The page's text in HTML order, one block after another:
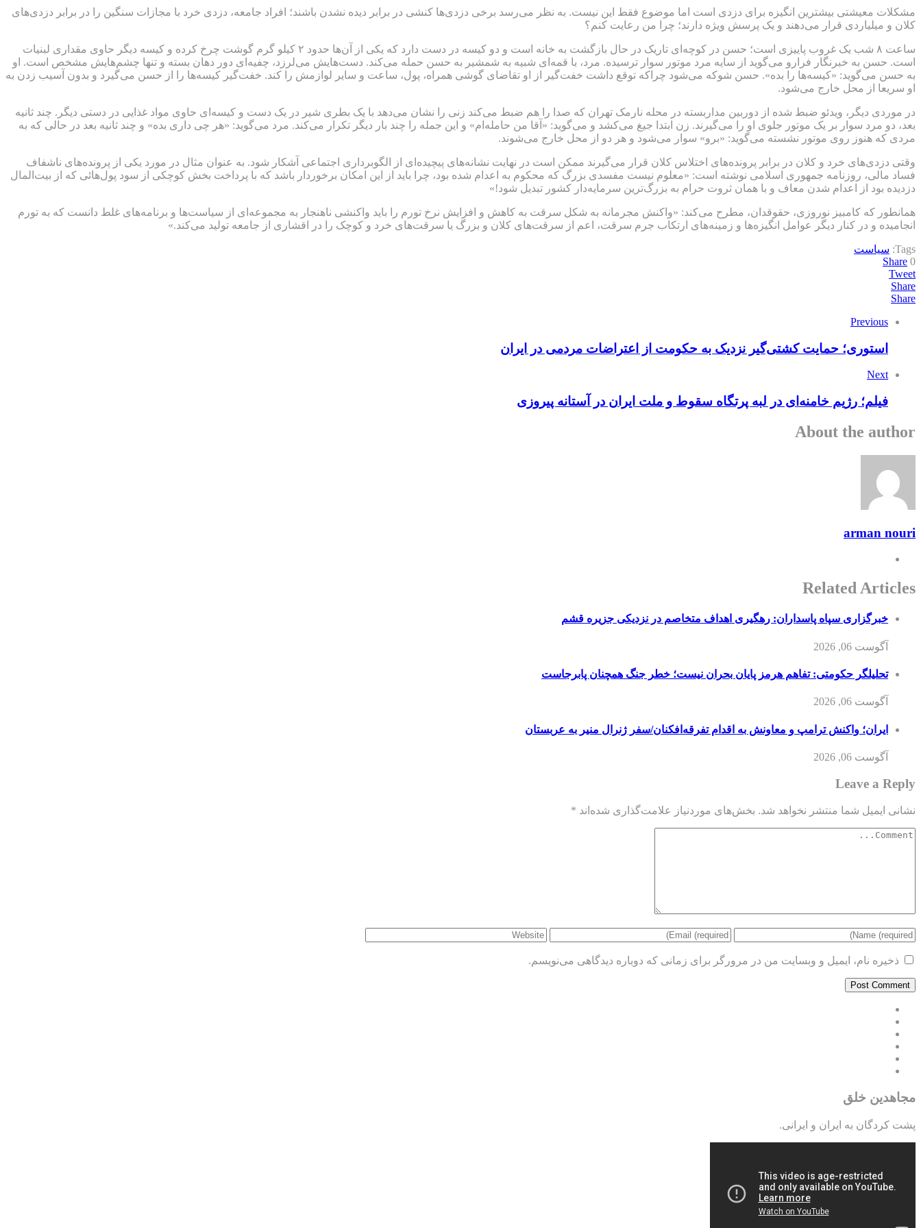
مشکلات معیشتی بیشترین انگیزه برای دزدی است اما موضوع فقط این نیست. به نظر می‌رسد برخی دزدی‌ها کنشی در برابر دیده نشدن باشند؛ افراد جامعه، دزدی خرد با مجازات سنگین را در برابر دزدی‌های
کلان و میلیاردی قرار می‌دهند و یک پرسش ویژه دارند؛ چرا من رعایت کنم؟
ساعت ۸ شب یک غروب پاییزی است؛ حسن در کوچه‌ای تاریک در حال بازگشت به خانه است و دو کیسه در دست دارد که یکی از آن‌ها حدود ۲ کیلو گرم گوشت چرخ کرده و کیسه دیگر حاوی مقداری لبنیات
است. حسن به خبرنگار فرارو می‌گوید از سایه مرد موتور سوار ترسیده. مرد، با قمه‌ای شبیه به شمشیر به حسن حمله می‌کند. دست‌هایش می‌لرزد، چفیه‌ای دور دهان بسته و تنها چشم‌هایش مشخص است. او
به حسن می‌گوید: «کیسه‌ها را بده». حسن شوکه می‌شود چراکه توقع داشت خفت‌گیر از او تقاضای گوشی همراه، پول، ساعت و سایر لوازمش را کند. خفت‌گیر کیسه‌ها را از حسن می‌گیرد و بدون آسیب زدن به
او سریعا از محل خارج می‌شود.
در موردی دیگر، ویدئو ضبط شده از دوربین مداربسته در محله نارمک تهران که صدا را هم ضبط می‌کند زنی را نشان می‌دهد با یک بطری شیر در یک دست و کیسه‌ای حاوی مواد غذایی در دستی دیگر. چند ثانیه
بعد، دو مرد سوار بر یک موتور جلوی او را می‌گیرند. زن ابتدا جیغ می‌کشد و می‌گوید: «آقا من حامله‌ام» و این جمله را چند بار دیگر تکرار می‌کند. مرد می‌گوید: «هر چی داری بده» و چند ثانیه بعد در حالی که به
مردی که هنوز روی موتور نشسته می‌گوید: «برو» سوار می‌شود و هر دو از محل خارج می‌شوند.
وقتی دزدی‌های خرد و کلان در برابر پرونده‌های اختلاس کلان قرار می‌گیرند ممکن است در نهایت نشانه‌های پیچیده‌ای از الگوبرداری اجتماعی آشکار شود. به عنوان مثال در مورد یکی از پرونده‌های ناشفاف
فساد مالی، روزنامه جمهوری اسلامی نوشته است: «معلوم نیست مفسدی بزرگ که محکوم به اعدام شده بود، چرا باید از این امکان برخوردار باشد که با پرداخت بخش کوچکی از سود پول‌هائی که از بیت‌المال
دزدیده بود از اعدام شدن معاف و با همان ثروت حرام به بزرگ‌ترین سرمایه‌دار کشور تبدیل شود!»
همانطور که کامبیز نوروزی، حقوقدان، مطرح می‌کند: «واکنش مجرمانه به شکل سرقت به کاهش و افزایش نرخ تورم را باید واکنشی ناهنجار به مجموعه‌ای از سیاست‌ها و برنامه‌های غلط دانست که به تورم
انجامیده و در کنار دیگر عوامل انگیزه‌ها و زمینه‌های ارتکاب جرم سرقت، اعم از سرقت‌های کلان و بزرگ یا سرقت‌های خرد و کوچک را در اقشاری از جامعه تولید می‌کند.»
Tags: سیاست
Share 0
Tweet
Share
Share
Previous
استوری؛ حمایت کشتی‌گیر نزدیک به حکومت از اعتراضات مردمی در ایران
Next
فیلم؛ رژیم خامنه‌ای در لبه پرتگاه سقوط و ملت ایران در آستانه پیروزی
About the author
arman nouri
Related Articles
خبرگزاری سپاه پاسداران: رهگیری اهداف متخاصم در نزدیکی جزیره قشم
آگوست 06, 2026
تحلیلگر حکومتی: تفاهم هرمز پایان بحران نیست؛ خطر جنگ همچنان پابرجاست
آگوست 06, 2026
ایران؛ واکنش ترامپ و معاونش به اقدام تفرقه‌افکنان/سفر ژنرال منیر به عربستان
آگوست 06, 2026
Leave a Reply
نشانی ایمیل شما منتشر نخواهد شد. بخش‌های موردنیاز علامت‌گذاری شده‌اند *
ذخیره نام، ایمیل و وبسایت من در مرورگر برای زمانی که دوباره دیدگاهی می‌نویسم.
مجاهدین خلق
پشت کردگان به ایران و ایرانی.